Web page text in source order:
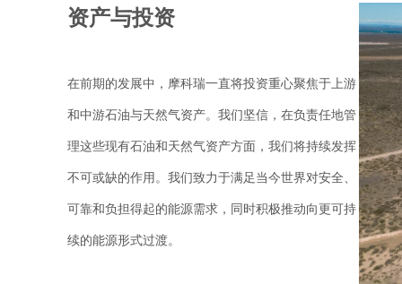
资产与投资
在前期的发展中，摩科瑞一直将投资重心聚焦于上游
和中游石油与天然气资产。我们坚信，在负责任地管
理这些现有石油和天然气资产方面，我们将持续发挥
不可或缺的作用。我们致力于满足当今世界对安全、
可靠和负担得起的能源需求，同时积极推动向更可持
续的能源形式过渡。